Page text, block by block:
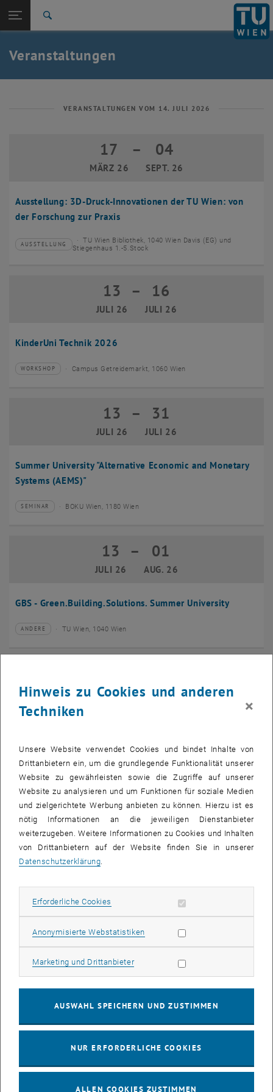
TU Login
Quicklinks
Quicklinks-Menü umschalten
Studium
Karriere
Zurück: Subseiten von Aktuelles auflisten
Aktuelles
Veranstaltungen
VERANSTALTUNGEN VOM 14. JULI 2026
Ausstellung: 3D-Druck-Innovationen der TU Wien: von
der Forschung zur Praxis
17
MÄRZ 26
17 März 2026 bis 04 September 2026
– 04
SEPT. 26
Veranstaltungstyp:
AUSSTELLUNG
Veranstaltungsort:
TU Wien Bibliothek, 1040 Wien Davis (EG) und
Stiegenhaus 1.-5.Stock
KinderUni Technik 2026
13
JULI 26
13 Juli 2026 bis 16 Juli 2026
– 16
JULI 26
Veranstaltungstyp:
WORKSHOP
Veranstaltungsort:Campus Getreidemarkt, 1060 Wien
Summer University "Alternative Economic and Monetary
Systems (AEMS)"
13
JULI 26
13 Juli 2026 bis 31 Juli 2026
– 31
JULI 26
Veranstaltungstyp:
SEMINAR
Veranstaltungsort:BOKU Wien, 1180 Wien
GBS - Green.Building.Solutions. Summer University
13
JULI 26
13 Juli 2026 bis 01 August 2026
– 01
AUG. 26
Veranstaltungstyp:
ANDERE
Veranstaltungsort:TU Wien, 1040 Wien
JULI 26 JULI 26
Veranstaltungstyp:
KONFERENZ
Veranstaltungsort:TU Wien, 1040 Wien
EMBA Online Info Session mit Dekan Prof. Dr. Wolfgang
28 Juli 2026
28
JULI 26
16:00-bis
17:00
INFORMATIONSVERANSTALTUNG Online, via Zoom
Info Session Learning Journey Turin
03
INFORMATIONSVERANSTALTUNG Online, Via Zoom
Hinweis zu Cookies und anderen
Techniken
×
Unsere Website verwendet Cookies und bindet Inhalte von
Drittanbietern ein, um die grundlegende Funktionalität unserer
Website zu gewährleisten sowie die Zugriffe auf unserer
Website zu analysieren und um Funktionen für soziale Medien
und zielgerichtete Werbung anbieten zu können. Hierzu ist es
nötig Informationen an die jeweiligen Dienstanbieter
weiterzugeben. Weitere Informationen zu Cookies und Inhalten
von Drittanbietern auf der Website finden Sie in unserer
Datenschutzerklärung
Erforderliche Cookies Erforderliche Cookies zulassen
Anonymisierte WebstatistikenStatistik Cookies zulassen
Marketing und DrittanbieterMarketing Cookies zulassen
AUSWAHL SPEICHERN UND ZUSTIMMEN
NUR ERFORDERLICHE COOKIES
ALLEN COOKIES ZUSTIMMEN